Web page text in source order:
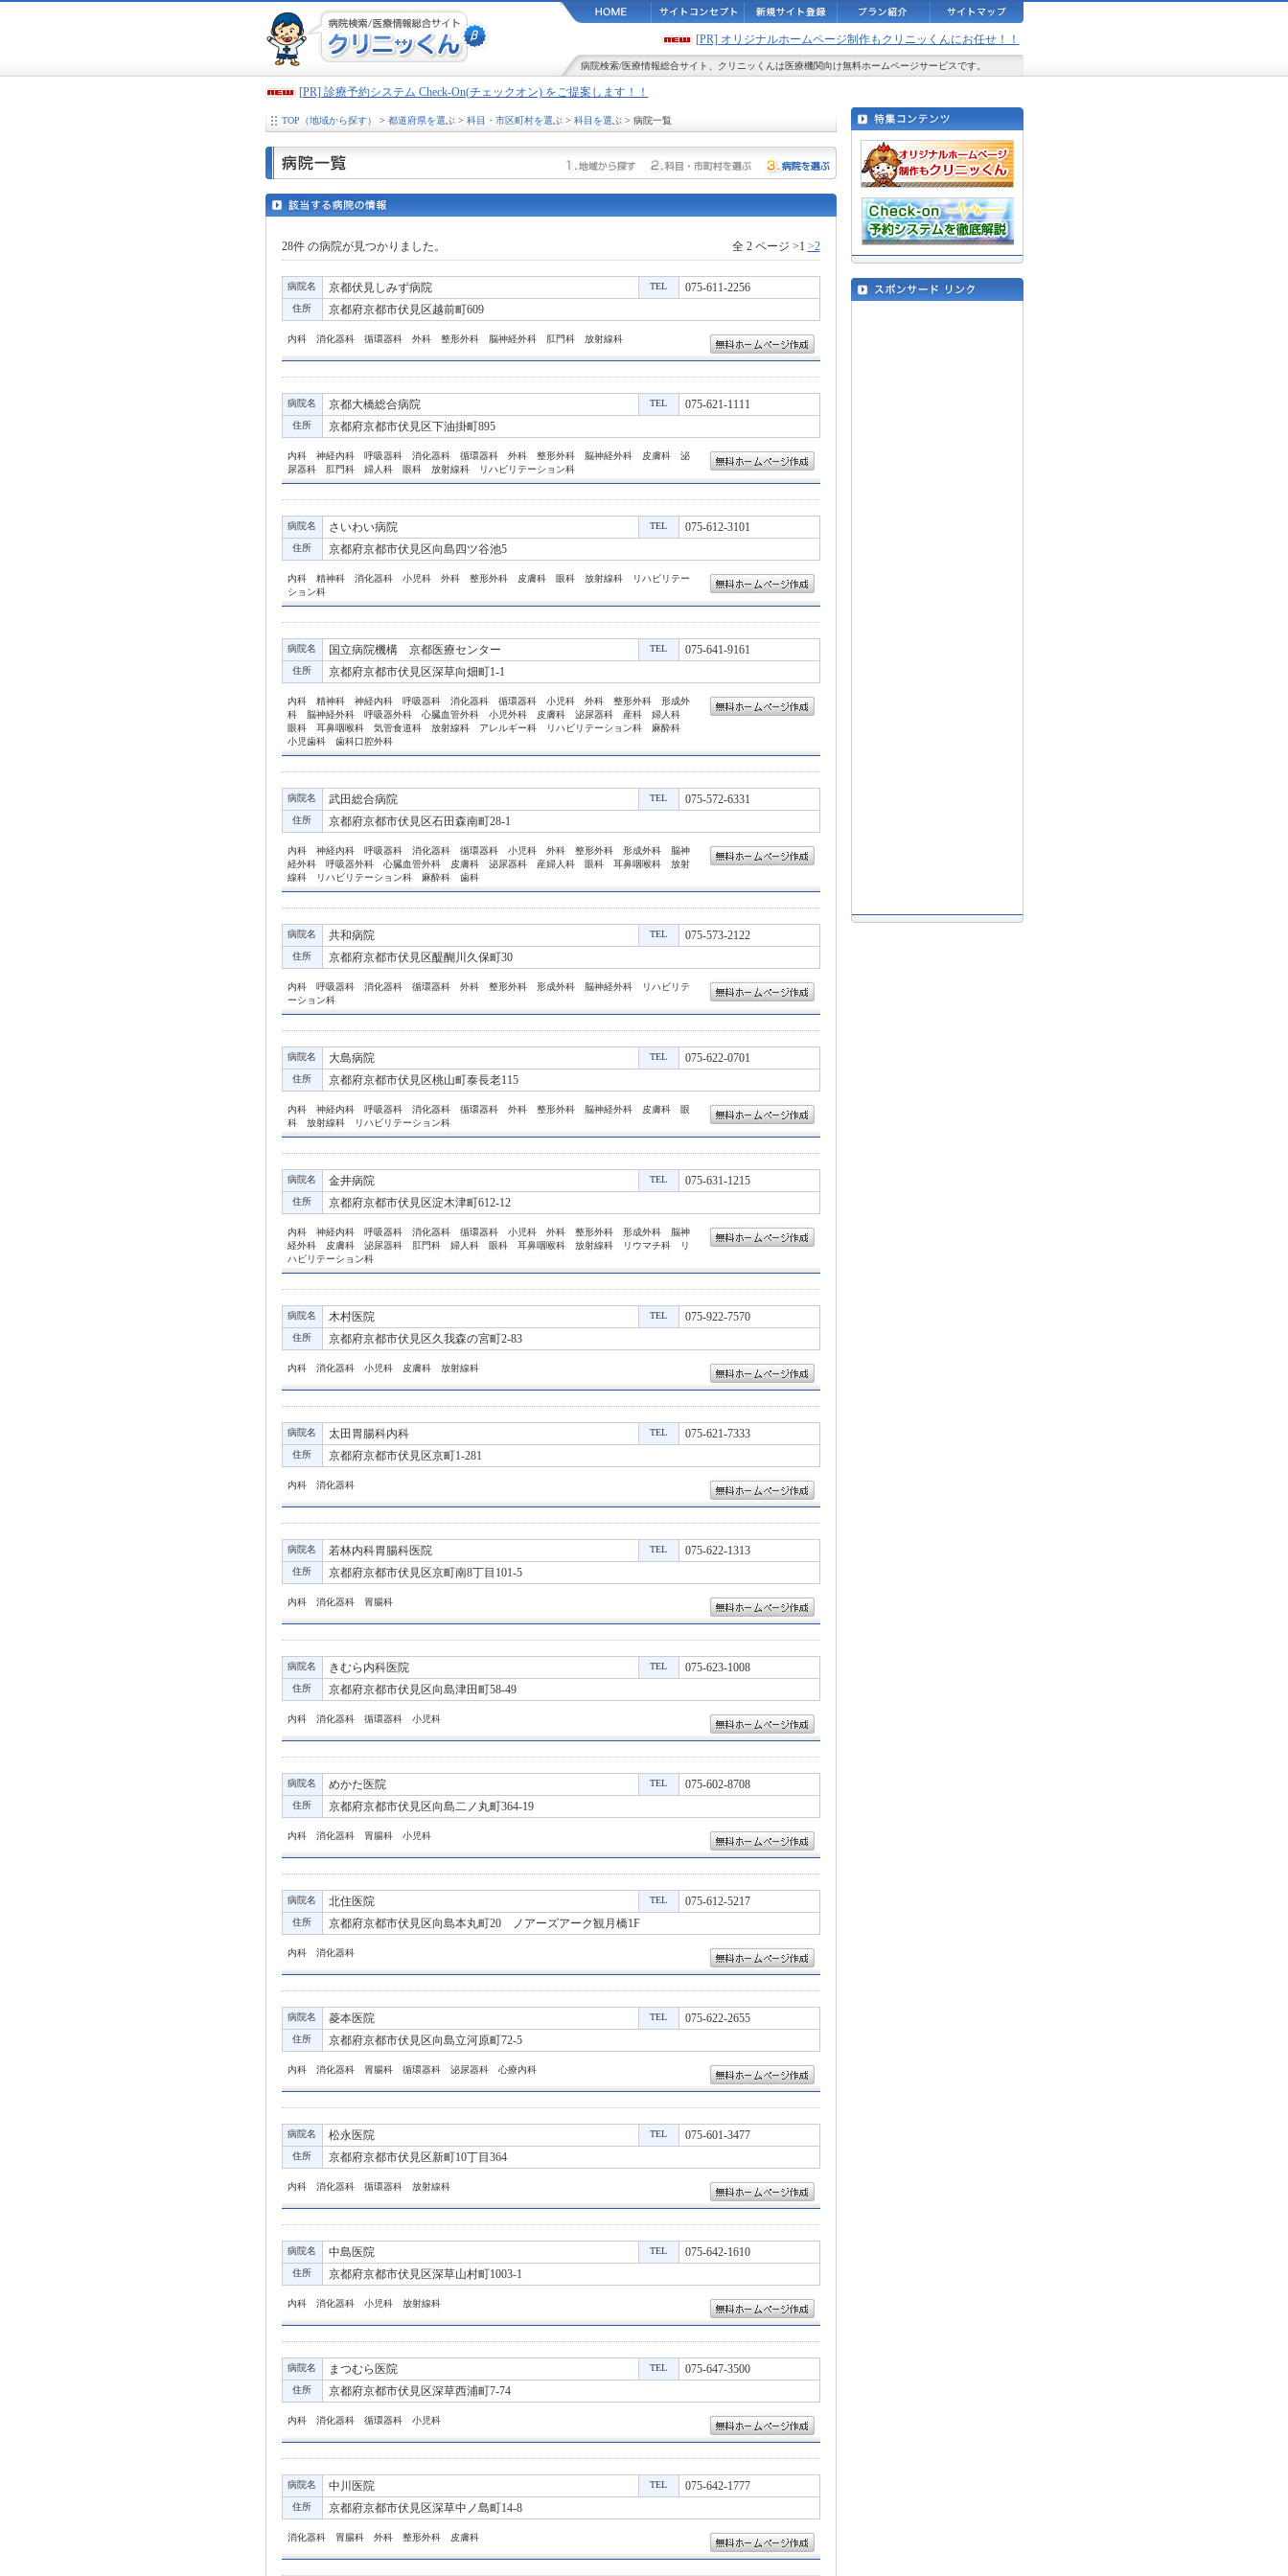
[PR] オリジナルホームページ制作もクリニッくんにお任せ！！
病院検索/医療情報総合サイト、 クリニッくん は医療機関向け無料ホームページサービスです。
[PR] 診療予約システム Check-On(チェックオン) をご提案します！！
TOP（地域から探す） > 都道府県を選ぶ> 科目・市区町村を選ぶ> 科目を選ぶ> 病院一覧
28件の病院が見つかりました。 全 2 ページ >1 >2
病院名 京都伏見しみず病院 TEL 075-611-2256
住所 京都府京都市伏見区越前町609
内科 消化器科 循環器科 外科 整形外科 脳神経外科 肛門科 放射線科
病院名 京都大橋総合病院 TEL 075-621-1111
住所 京都府京都市伏見区下油掛町895
内科 神経内科 呼吸器科 消化器科 循環器科 外科 整形外科 脳神経外科 皮膚科 泌
尿器科 肛門科 婦人科 眼科 放射線科 リハビリテーション科
病院名 さいわい病院 TEL 075-612-3101
住所 京都府京都市伏見区向島四ツ谷池5
内科 精神科 消化器科 小児科 外科 整形外科 皮膚科 眼科 放射線科 リハビリテー
ション科
病院名 国立病院機構 京都医療センター TEL 075-641-9161
住所 京都府京都市伏見区深草向畑町1-1
内科 精神科 神経内科 呼吸器科 消化器科 循環器科 小児科 外科 整形外科 形成外
科 脳神経外科 呼吸器外科 心臓血管外科 小児外科 皮膚科 泌尿器科 産科 婦人科
眼科 耳鼻咽喉科 気管食道科 放射線科 アレルギー科 リハビリテーション科 麻酔科
小児歯科 歯科口腔外科
病院名 武田総合病院 TEL 075-572-6331
住所 京都府京都市伏見区石田森南町28-1
内科 神経内科 呼吸器科 消化器科 循環器科 小児科 外科 整形外科 形成外科 脳神
経外科 呼吸器外科 心臓血管外科 皮膚科 泌尿器科 産婦人科 眼科 耳鼻咽喉科 放射
線科 リハビリテーション科 麻酔科 歯科
病院名 共和病院 TEL 075-573-2122
住所 京都府京都市伏見区醍醐川久保町30
内科 呼吸器科 消化器科 循環器科 外科 整形外科 形成外科 脳神経外科 リハビリテ
ーション科
病院名 大島病院 TEL 075-622-0701
住所 京都府京都市伏見区桃山町泰長老115
内科 神経内科 呼吸器科 消化器科 循環器科 外科 整形外科 脳神経外科 皮膚科 眼
科 放射線科 リハビリテーション科
病院名 金井病院 TEL 075-631-1215
住所 京都府京都市伏見区淀木津町612-12
内科 神経内科 呼吸器科 消化器科 循環器科 小児科 外科 整形外科 形成外科 脳神
経外科 皮膚科 泌尿器科 肛門科 婦人科 眼科 耳鼻咽喉科 放射線科 リウマチ科 リ
ハビリテーション科
病院名 木村医院 TEL 075-922-7570
住所 京都府京都市伏見区久我森の宮町2-83
内科 消化器科 小児科 皮膚科 放射線科
病院名 太田胃腸科内科 TEL 075-621-7333
住所 京都府京都市伏見区京町1-281
内科 消化器科
病院名 若林内科胃腸科医院 TEL 075-622-1313
住所 京都府京都市伏見区京町南8丁目101-5
内科 消化器科 胃腸科
病院名 きむら内科医院 TEL 075-623-1008
住所 京都府京都市伏見区向島津田町58-49
内科 消化器科 循環器科 小児科
病院名 めかた医院 TEL 075-602-8708
住所 京都府京都市伏見区向島二ノ丸町364-19
内科 消化器科 胃腸科 小児科
病院名 北住医院 TEL 075-612-5217
住所 京都府京都市伏見区向島本丸町20 ノアーズアーク観月橋1F
内科 消化器科
病院名 菱本医院 TEL 075-622-2655
住所 京都府京都市伏見区向島立河原町72-5
内科 消化器科 胃腸科 循環器科 泌尿器科 心療内科
病院名 松永医院 TEL 075-601-3477
住所 京都府京都市伏見区新町10丁目364
内科 消化器科 循環器科 放射線科
病院名 中島医院 TEL 075-642-1610
住所 京都府京都市伏見区深草山村町1003-1
内科 消化器科 小児科 放射線科
病院名 まつむら医院 TEL 075-647-3500
住所 京都府京都市伏見区深草西浦町7-74
内科 消化器科 循環器科 小児科
病院名 中川医院 TEL 075-642-1777
住所 京都府京都市伏見区深草中ノ島町14-8
消化器科 胃腸科 外科 整形外科 皮膚科